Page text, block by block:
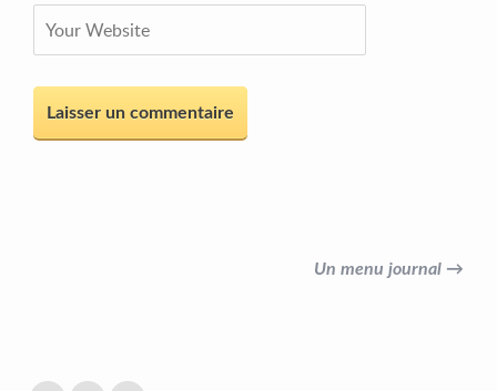
Un menu journal →